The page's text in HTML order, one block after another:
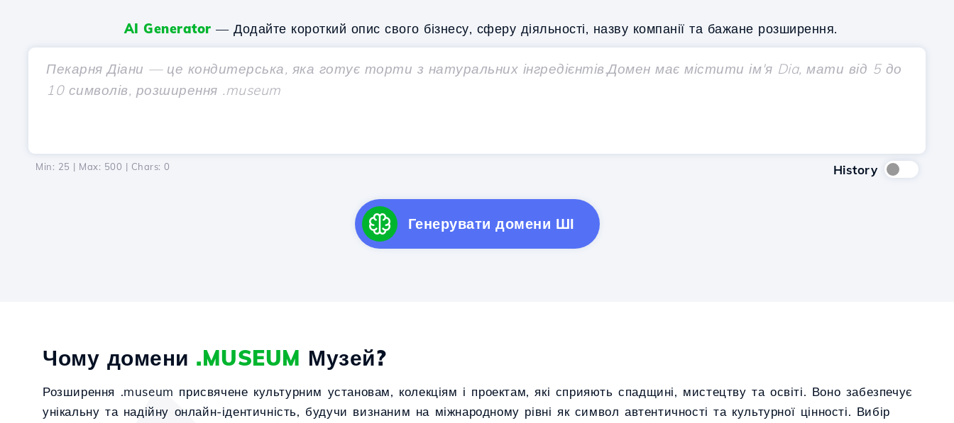
AI Generator — Додайте короткий опис свого бізнесу, сферу діяльності, назву компанії та бажане розширення.
Min: 25 | Max: 500 | Chars: 0 History
Генерувати домени ШІ
Чому домени .MUSEUM Музей?
Розширення .museum присвячене культурним установам, колекціям і проектам, які сприяють спадщині, мистецтву та освіті. Воно забезпечує
унікальну та надійну онлайн-ідентичність, будучи визнаним на міжнародному рівні як символ автентичності та культурної цінності. Вибір